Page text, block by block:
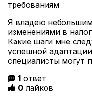
требованиям
Я владею небольшим
изменениями в
Какие шаги мне
успешной
специалисты могут
1 ответ
0 лайков